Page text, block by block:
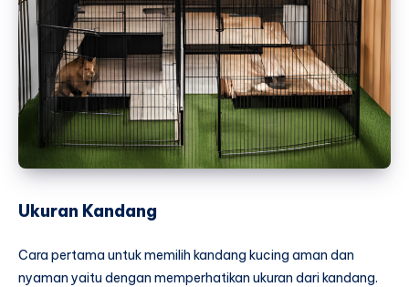
Ukuran Kandang
Cara pertama untuk memilih kandang kucing aman dan
nyaman yaitu dengan memperhatikan ukuran dari kandang.